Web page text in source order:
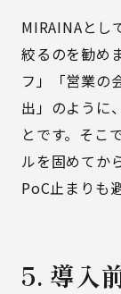
MIRAINAとし
絞るのを勧め
フ」「営業の
出」のように
とです。そこ
ルを固めてか
PoC止まりも
5. 導入